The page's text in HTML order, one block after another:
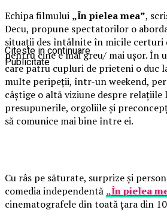
Echipa filmului „În pielea mea”,
Decu, propune spectatorilor o
situații des întâlnite în micile
pentru cine e mai greu/ mai ușor. În
care patru cupluri de prieteni o duc
multe peripeții, într-un weekend,
câștige o altă viziune despre relațiile
presupunerile, orgoliile și
să comunice mai bine între ei.
Cu râs pe săturate, surprize și
comedia independentă „În pielea
cinematografele din toată țara din
Citeste in continuare
Publicitate